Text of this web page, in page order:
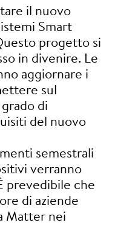
il nuovo
Smart
progetto si
in divenire. Le
aggiornare i
sul
di
del nuovo
semestrali
verranno
prevedibile che
di aziende
Matter nei